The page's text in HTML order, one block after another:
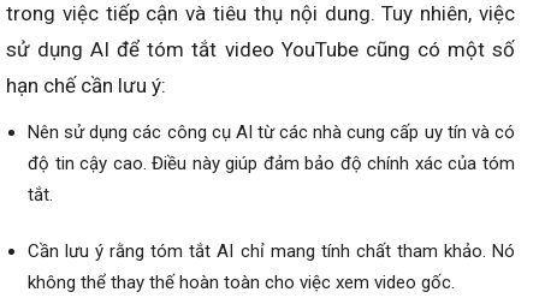
trong việc tiếp cận và tiêu thụ nội dung. Tuy nhiên, việc
sử dụng AI để tóm tắt video YouTube cũng có một số
hạn chế cần lưu ý:
Nên sử dụng các công cụ AI từ các nhà cung cấp uy tín và có
độ tin cậy cao. Điều này giúp đảm bảo độ chính xác của tóm
tắt.
Cần lưu ý rằng tóm tắt AI chỉ mang tính chất tham khảo. Nó
không thể thay thế hoàn toàn cho việc xem video gốc.